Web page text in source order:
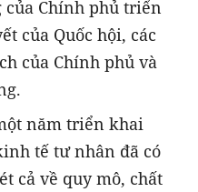
Chính phủ triển
của Quốc hội, các
của Chính phủ và
năm triển khai
tế tư nhân đã có
cả về quy mô, chất